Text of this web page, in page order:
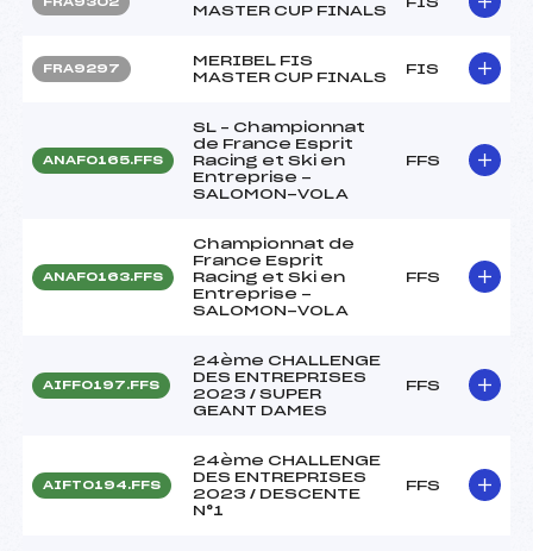
MASTER CUP FINALS
FRA9297
MERIBEL FIS
MASTER CUP FINALS
FIS
ANAF0165.FFS
SL – Championnat
de France Esprit
Racing et Ski en
Entreprise -
SALOMON-VOLA
FFS
ANAF0163.FFS
Championnat de
France Esprit
Racing et Ski en
Entreprise -
SALOMON-VOLA
FFS
AIFF0197.FFS
24ème CHALLENGE
DES ENTREPRISES
2023 / SUPER
GEANT DAMES
FFS
AIFT0194.FFS
24ème CHALLENGE
DES ENTREPRISES
2023 / DESCENTE
N°1
FFS